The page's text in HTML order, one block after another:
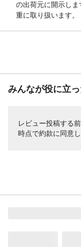
の出荷元に開示し
重に取り扱います。
みんなが役に立
レビュー投稿する
時点で約款に同意